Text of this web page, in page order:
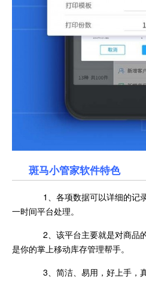
斑马小管家软件特色
1、各项数据可以详细的记
一时间平台处理。
2、该平台主要就是对商品
是你的掌上移动库存管理帮手。
3、简洁、易用，好上手，真